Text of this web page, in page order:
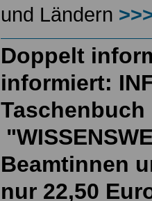
und Ländern
Doppelt
informiert:
Taschenbuch
Beamtinnen
nur 22,50